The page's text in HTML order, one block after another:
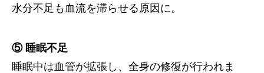
水分不足も血流を滞らせる原因に。
⑤ 睡眠不足
睡眠中は血管が拡張し、全身の修復が行われま